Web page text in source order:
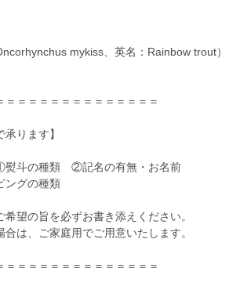
mykiss、英名：Rainbow trout）
＝＝＝＝＝＝＝＝＝＝＝＝＝＝
ります】
熨斗の種類 ②記名の有無・お名前
ングの種類
望の旨を必ずお書き添えください。
は、ご家庭用でご用意いたします。